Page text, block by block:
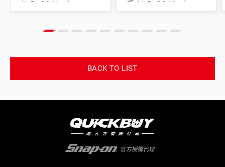
(1.5–30 N•m)
手 (1.5–30 N•m)
BACK TO LIST